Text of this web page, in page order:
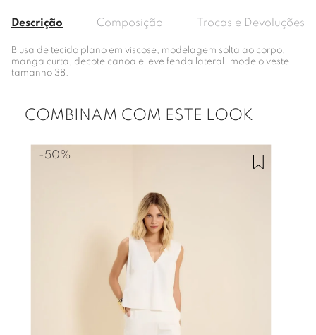
Descrição Composição Trocas e Devoluções
Blusa de tecido plano em viscose, modelagem solta ao corpo,
manga curta, decote canoa e leve fenda lateral. modelo veste
tamanho 38.
COMBINAM COM ESTE LOOK
-50%